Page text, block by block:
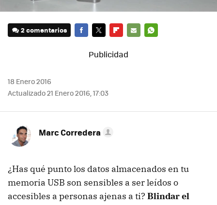
2 comentarios
MAIL
18 Enero 2016
Actualizado 21 Enero 2016, 17:03
Marc Corredera
¿Has qué punto los datos almacenados en tu
memoria USB son sensibles a ser leídos o
accesibles a personas ajenas a ti? Blindar el